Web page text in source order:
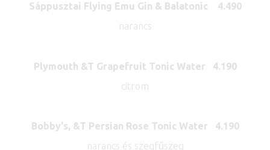
Sáppusztai Flying Emu Gin & Balatonic 4.490
narancs
Plymouth &T Grapefruit Tonic Water 4.190
citrom
Bobby's, &T Persian Rose Tonic Water 4.190
narancs és szegfűszeg